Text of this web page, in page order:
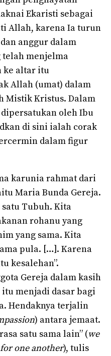
Ekaristi sebagai
Allah, karena Ia turun
anggur dalam
telah menjelma
ke altar itu
Allah (umat) dalam
Mistik Kristus. Dalam
oleh Ibu
di sini ialah corak
dalam figur
karunia rahmat dari
Maria Bunda Gereja.
Tubuh. Kita
rohanu yang
yang sama. Kita
pula. […]. Karena
kesalehan”.
Gereja dalam kasih
menjadi dasar bagi
Hendaknya terjalin
) antara jemaat.
satu sama lain” (we
one another), tulis